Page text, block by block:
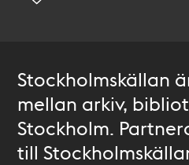
Stockholmskällan
mellan arkiv,
Stockholm.
till